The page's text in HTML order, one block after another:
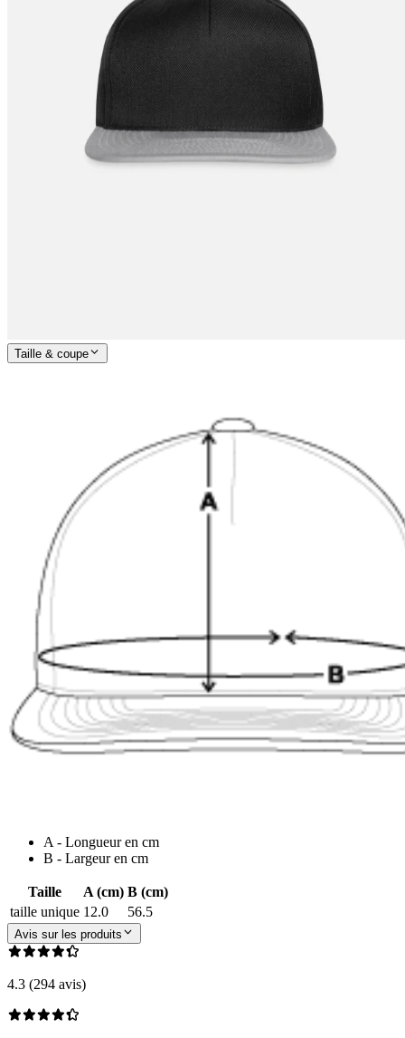
Taille & coupe
A - Longueur en cm
B - Largeur en cm
Taille A (cm) B (cm)
taille unique 12.0 56.5
Avis sur les produits
4.3 (294 avis)